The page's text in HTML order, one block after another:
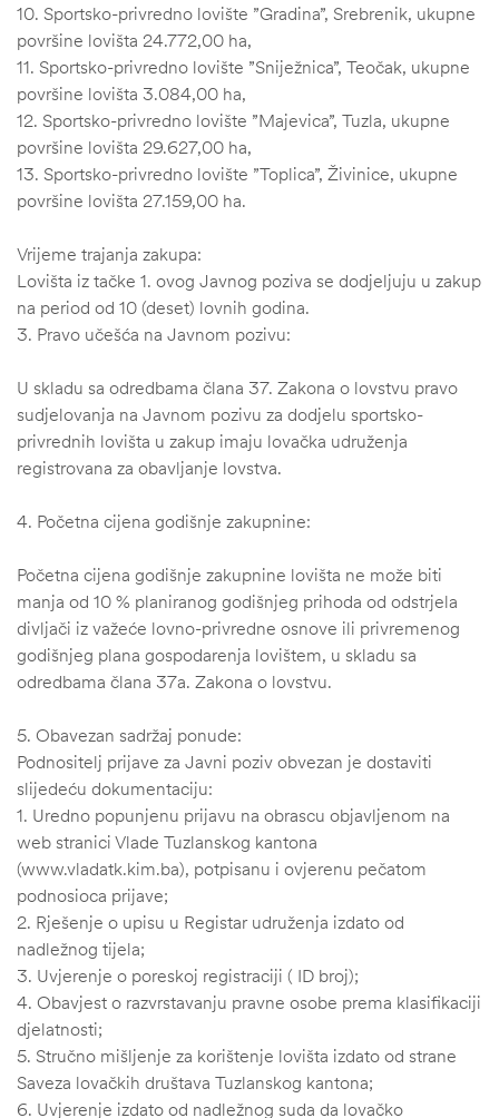
10. Sportsko-privredno lovište ”Gradina”, Srebrenik, ukupne
površine lovišta 24.772,00 ha,
11. Sportsko-privredno lovište ”Sniježnica”, Teočak, ukupne
površine lovišta 3.084,00 ha,
12. Sportsko-privredno lovište ”Majevica”, Tuzla, ukupne
površine lovišta 29.627,00 ha,
13. Sportsko-privredno lovište ”Toplica”, Živinice, ukupne
površine lovišta 27.159,00 ha.
Vrijeme trajanja zakupa:
Lovišta iz tačke 1. ovog Javnog poziva se dodjeljuju u zakup
na period od 10 (deset) lovnih godina.
3. Pravo učešća na Javnom pozivu:
U skladu sa odredbama člana 37. Zakona o lovstvu pravo
sudjelovanja na Javnom pozivu za dodjelu sportsko-
privrednih lovišta u zakup imaju lovačka udruženja
registrovana za obavljanje lovstva.
4. Početna cijena godišnje zakupnine:
Početna cijena godišnje zakupnine lovišta ne može biti
manja od 10 % planiranog godišnjeg prihoda od odstrjela
divljači iz važeće lovno-privredne osnove ili privremenog
godišnjeg plana gospodarenja lovištem, u skladu sa
odredbama člana 37a. Zakona o lovstvu.
5. Obavezan sadržaj ponude:
Podnositelj prijave za Javni poziv obvezan je dostaviti
slijedeću dokumentaciju:
1. Uredno popunjenu prijavu na obrascu objavljenom na
web stranici Vlade Tuzlanskog kantona
(www.vladatk.kim.ba), potpisanu i ovjerenu pečatom
podnosioca prijave;
2. Rješenje o upisu u Registar udruženja izdato od
nadležnog tijela;
3. Uvjerenje o poreskoj registraciji ( ID broj);
4. Obavjest o razvrstavanju pravne osobe prema klasifikaciji
djelatnosti;
5. Stručno mišljenje za korištenje lovišta izdato od strane
Saveza lovačkih društava Tuzlanskog kantona;
6. Uvjerenje izdato od nadležnog suda da lovačko